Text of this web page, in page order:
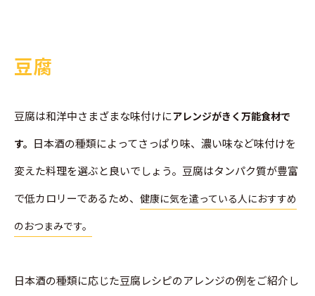
豆腐
豆腐は和洋中さまざまな味付けにアレンジがきく万能食材で
す。 日本酒の種類によってさっぱり味、濃い味など味付けを
変えた料理を選ぶと良いでしょう。豆腐はタンパク質が豊富
で低カロリーであるため、 健康に気を遣っている人におすすめ
のおつまみです。
日本酒の種類に応じた豆腐レシピのアレンジの例をご紹介し